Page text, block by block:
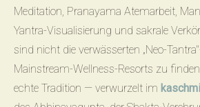
Meditation, Pranayama Atemarbeit,
Yantra-Visualisierung und sakrale
sind nicht die verwässerten „Neo-
Mainstream-Wellness-Resorts zu
echte Tradition — verwurzelt im